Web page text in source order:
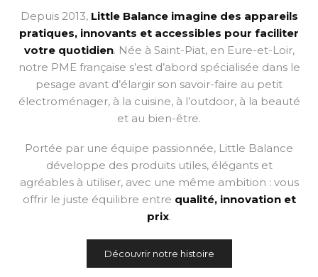
Depuis 2013, Little Balance imagine des appareils
pratiques, innovants et accessibles pour faciliter
votre quotidien. Née à Saint-Piat, en Eure-et-Loir,
notre PME française s’est d’abord spécialisée dans le
pesage avant d’élargir son savoir-faire au petit
électroménager, à la cuisine, à l’outdoor, à la beauté
et au bien-être.
Portée par une équipe passionnée, Little Balance
développe des produits utiles, élégants et
agréables à utiliser, avec une même ambition : vous
offrir le juste équilibre entre qualité, innovation et
prix.
Découvrir notre histoire